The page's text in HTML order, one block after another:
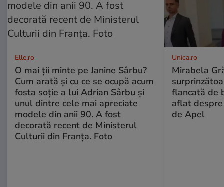
Elle.ro
O mai ții minte pe Janine Sârbu?
Cum arată și cu ce se ocupă acum
fosta soție a lui Adrian Sârbu și
unul dintre cele mai apreciate
modele din anii 90. A fost
decorată recent de Ministerul
Culturii din Franța. Foto
Unica.ro
Mirabela
flancată de
aflat
de Apel